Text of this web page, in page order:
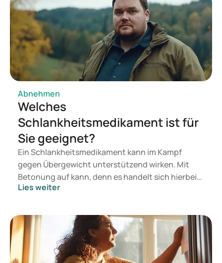
https://www.nesta.org.uk/blog/understanding-peoples-
experience-of-taking-weight-loss-drugs/
https://afvallenmetmedicatie.overgewichtnederland.nl/?
utm_source=GoogleCPC&utm_medium=159642270177&u
tm_campaign=21250033906&utm_term=zepbound%20
afvallen&adposition&gad_source=1&gclid=CjwKCAiAw5W
-BhAhEiwApv4goMoPGZTElfHm8_WFHlp-
_cX3_3CHusTvAmX2nSlFQsdH-
Mqe4l6bZxoCwRYQAvD_BwE
Abnehmen
Welches
Schlankheitsmedikament ist für
Sie geeignet?
Ein Schlankheitsmedikament kann im Kampf
gegen Übergewicht unterstützend wirken. Mit
Betonung auf kann, denn es handelt sich hierbei
nicht um ein Wundermittel. Es kann jedoch den
gesunder Lebensstil und eine ausgewogene
Ernährung bilden die Basis für eine gute
Gesundheit und den Weg zu einem gesunden
Körpergewicht. Mitunter reichen diese
Lies weiter